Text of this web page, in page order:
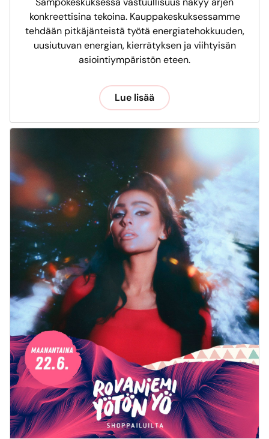
konkreettisina tekoina. Kauppakeskuksessamme
tehdään pitkäjänteistä työtä energiatehokkuuden,
uusiutuvan energian, kierrätyksen ja viihtyisän
asiointiympäristön eteen.
Lue lisää